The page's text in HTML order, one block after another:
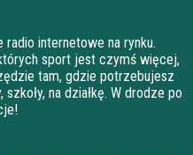
radio internetowe na rynku.
sport jest czymś więcej,
tam, gdzie potrzebujesz
na działkę. W drodze po